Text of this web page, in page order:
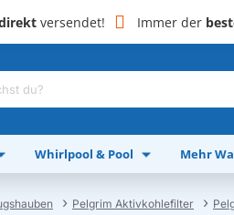
versendet! Immer der
Whirlpool & Pool Mehr
Pelgrim Aktivkohlefilter